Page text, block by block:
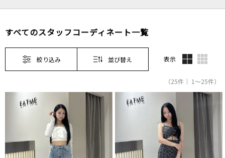
すべてのスタッフコーディネート一覧
絞り込み 並び替え 表示
（25件｜ 1～25件）